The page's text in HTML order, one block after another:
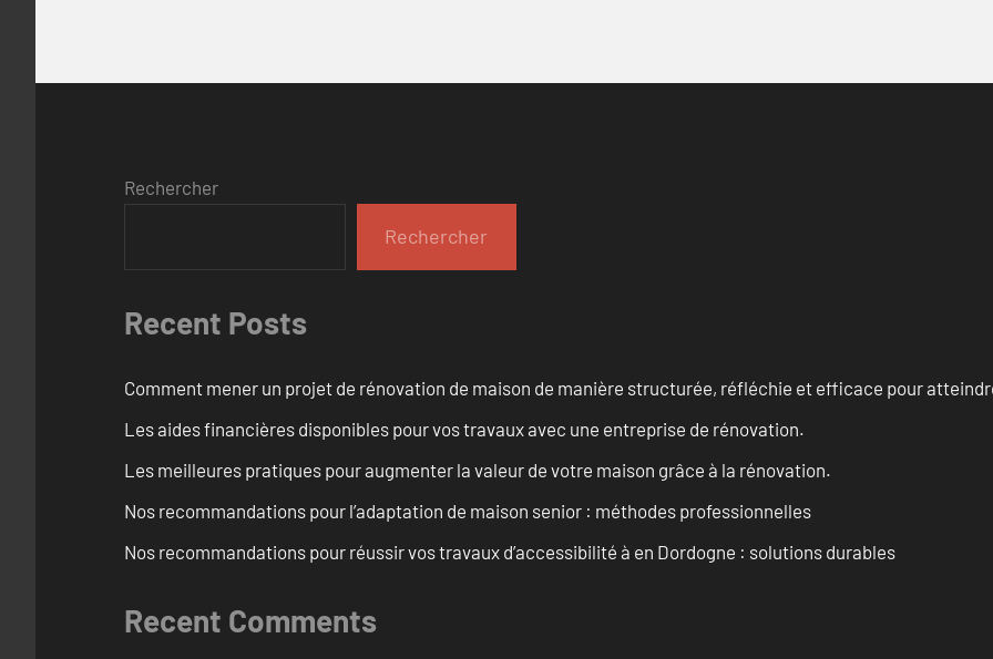
Rechercher
Rechercher
Recent Posts
Comment mener un projet de rénovation de maison de manière structurée, réfléchie et efficace pour
Les aides financières disponibles pour vos travaux avec une entreprise de rénovation.
Les meilleures pratiques pour augmenter la valeur de votre maison grâce à la rénovation.
Nos recommandations pour l’adaptation de maison senior : méthodes professionnelles
Nos recommandations pour réussir vos travaux d’accessibilité à en Dordogne : solutions durables
Recent Comments